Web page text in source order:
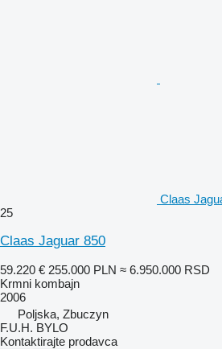
Claas
25
Claas Jaguar 850
59.220 € 255.000 PLN ≈ 6.950.000 RSD
Krmni kombajn
2006
Poljska, Zbuczyn
F.U.H. BYLO
Kontaktirajte prodavca